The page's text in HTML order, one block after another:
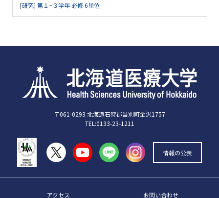
[研究] 第１~３学年 必修 6単位
〒061-0293 北海道石狩郡当別町金沢1757
TEL:0133-23-1211
情報の公表
アクセス お問い合わせ